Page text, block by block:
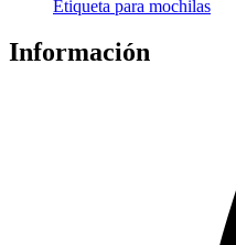
Etiqueta para mochilas
Información